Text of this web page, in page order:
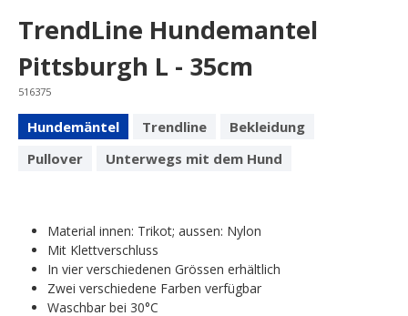
TrendLine Hundemantel
Pittsburgh L - 35cm
516375
Hundemäntel Trendline
Bekleidung
Pullover
Unterwegs mit dem Hund
Material innen: Trikot; aussen: Nylon
Mit Klettverschluss
In vier verschiedenen Grössen erhältlich
Zwei verschiedene Farben verfügbar
Waschbar bei 30°C